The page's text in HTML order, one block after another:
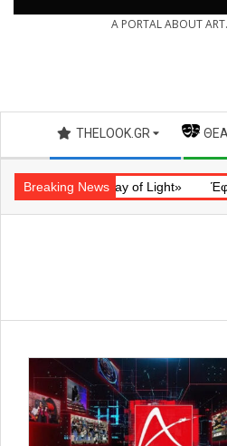
THE A PORTAL ABOUT
Secondary
Navigation
Menu
THELOOK.GR —
Breaking News
«Ray of Light» Έφυγε από